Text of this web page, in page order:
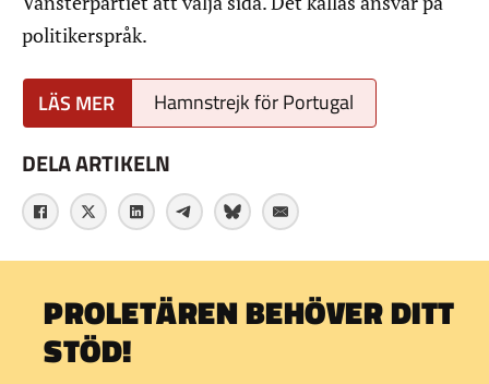
politikerspråk.
Hamnstrejk för Portugal
DELA ARTIKELN
PROLETÄREN BEHÖVER DITT
STÖD!